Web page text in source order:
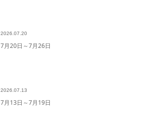
2026.07.20
7月20日～7月26日
2026.07.13
7月13日～7月19日